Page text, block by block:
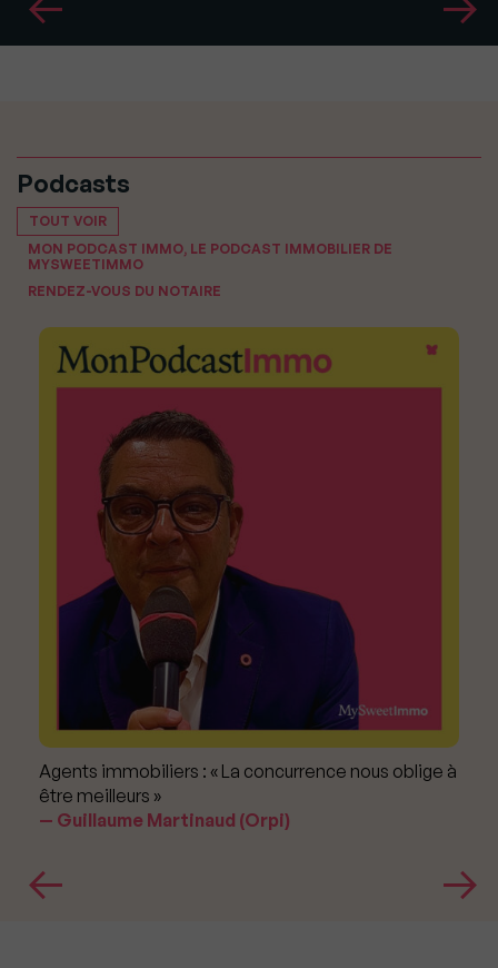
Podcasts
TOUT VOIR
MON PODCAST IMMO, LE PODCAST IMMOBILIER DE
MYSWEETIMMO
RENDEZ-VOUS DU NOTAIRE
Agents immobiliers : « La concurrence nous oblige à
être meilleurs »
Guillaume Martinaud (Orpi)